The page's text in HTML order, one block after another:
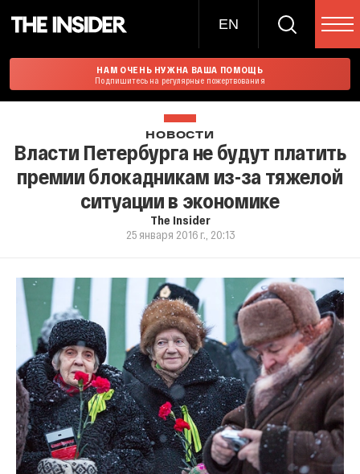
EN
НАМ ОЧЕНЬ НУЖНА ВАША ПОМОЩЬ
Подпишитесь на регулярные пожертвования
НОВОСТИ
Власти Петербурга не будут платить
премии блокадникам из-за тяжелой
ситуации в экономике
The Insider
25 января 2016 г., 20:13